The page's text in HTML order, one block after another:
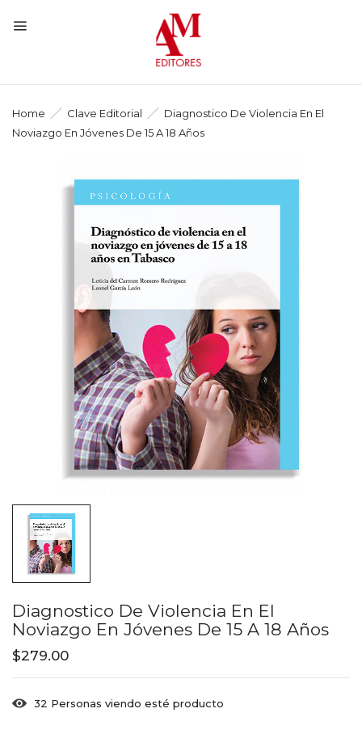
Home Clave Editorial
Diagnostico De Violencia En El
Noviazgo En Jóvenes De 15 A 18 Años
Diagnostico De Violencia En El
Noviazgo En Jóvenes De 15 A 18 Años
$279.00
32 Personas viendo esté producto